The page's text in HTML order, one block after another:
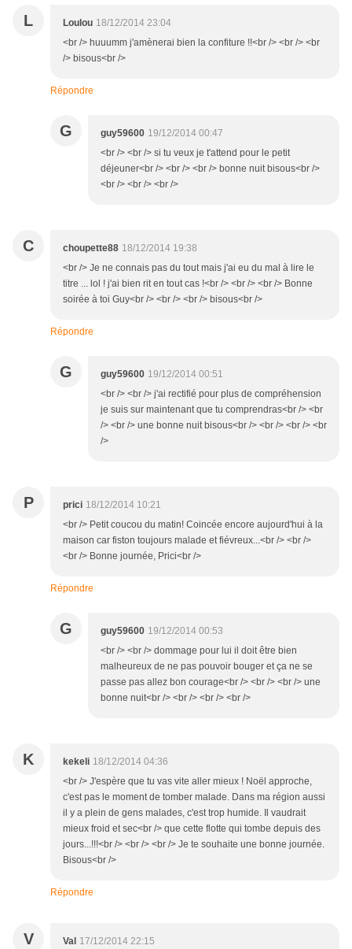
L Loulou 18/12/2014 23:04
<br /> huuumm j'amènerai bien la confiture !!<br /> <br /> <br
/> bisous<br />
Répondre
G guy59600 19/12/2014 00:47
<br /> <br /> si tu veux je t'attend pour le petit
déjeuner<br /> <br /> <br /> bonne nuit bisous<br />
<br /> <br /> <br />
C choupette88 18/12/2014 19:38
<br /> Je ne connais pas du tout mais j'ai eu du mal à lire le
titre ... lol ! j'ai bien rit en tout cas !<br /> <br /> <br /> Bonne
soirée à toi Guy<br /> <br /> <br /> bisous<br />
Répondre
G guy59600 19/12/2014 00:51
<br /> <br /> j'ai rectifié pour plus de compréhension
je suis sur maintenant que tu comprendras<br /> <br
/> <br /> une bonne nuit bisous<br /> <br /> <br /> <br
/>
P prici 18/12/2014 10:21
<br /> Petit coucou du matin! Coincée encore aujourd'hui à la
maison car fiston toujours malade et fiévreux...<br /> <br />
<br /> Bonne journée, Prici<br />
Répondre
G guy59600 19/12/2014 00:53
<br /> <br /> dommage pour lui il doit être bien
malheureux de ne pas pouvoir bouger et ça ne se
passe pas allez bon courage<br /> <br /> <br /> une
bonne nuit<br /> <br /> <br /> <br />
K kekeli 18/12/2014 04:36
<br /> J'espère que tu vas vite aller mieux ! Noël approche,
c'est pas le moment de tomber malade. Dans ma région aussi
il y a plein de gens malades, c'est trop humide. Il vaudrait
mieux froid et sec<br /> que cette flotte qui tombe depuis des
jours...!!!<br /> <br /> <br /> Je te souhaite une bonne journée.
Bisous<br />
Répondre
V Val 17/12/2014 22:15